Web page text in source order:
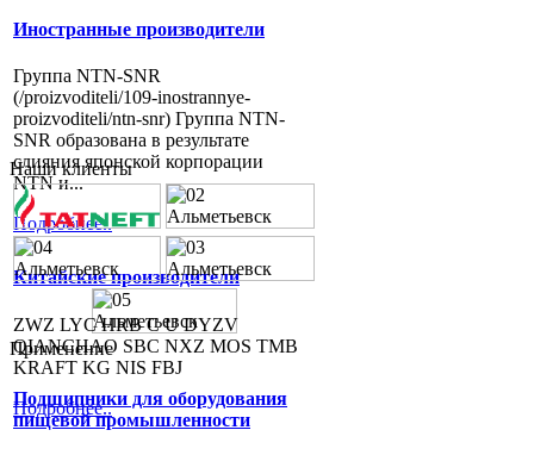
Иностранные производители
Группа NTN-SNR
(/proizvoditeli/109-inostrannye-
proizvoditeli/ntn-snr) Группа NTN-
SNR образована в результате
слияния японской корпорации
NTN и...
Подробнее..
Китайские производители
ZWZ LYC HRB C U DYZV
QIANCHAO SBC NXZ MOS TMB
KRAFT KG NIS FBJ
Подробнее..
Наши клиенты
Применение
Подшипники для оборудования
пищевой промышленности